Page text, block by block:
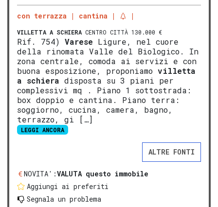
con terrazza cantina
VILLETTA A SCHIERA CENTRO CITTÀ 130.000 €
Rif. 754) Varese Ligure, nel cuore
della rinomata Valle del Biologico. In
zona centrale, comoda ai servizi e con
buona esposizione, proponiamo villetta
a schiera disposta su 3 piani per
complessivi mq . Piano 1 sottostrada:
box doppio e cantina. Piano terra:
soggiorno, cucina, camera, bagno,
terrazzo, gi […]
LEGGI ANCORA
ALTRE FONTI
NOVITA':VALUTA questo immobile
Aggiungi ai preferiti
Segnala un problema